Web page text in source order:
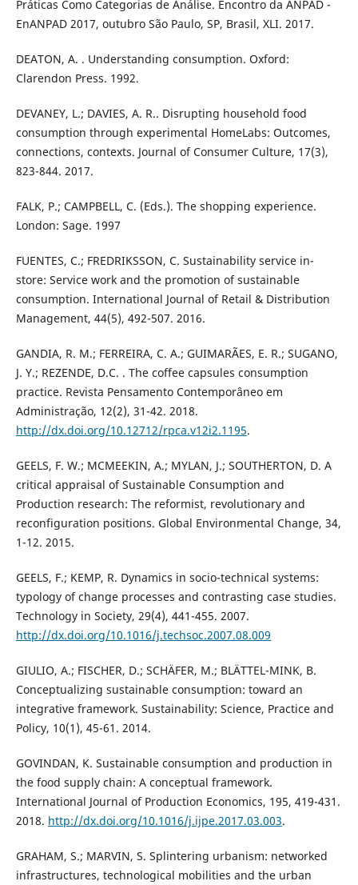
Práticas Como Categorias de Análise. Encontro da ANPAD -
EnANPAD 2017, outubro São Paulo, SP, Brasil, XLI. 2017.
DEATON, A. . Understanding consumption. Oxford:
Clarendon Press. 1992.
DEVANEY, L.; DAVIES, A. R.. Disrupting household food
consumption through experimental HomeLabs: Outcomes,
connections, contexts. Journal of Consumer Culture, 17(3),
823-844. 2017.
FALK, P.; CAMPBELL, C. (Eds.). The shopping experience.
London: Sage. 1997
FUENTES, C.; FREDRIKSSON, C. Sustainability service in-
store: Service work and the promotion of sustainable
consumption. International Journal of Retail & Distribution
Management, 44(5), 492-507. 2016.
GANDIA, R. M.; FERREIRA, C. A.; GUIMARÃES, E. R.; SUGANO,
J. Y.; REZENDE, D.C. . The coffee capsules consumption
practice. Revista Pensamento Contemporâneo em
Administração, 12(2), 31-42. 2018.
http://dx.doi.org/10.12712/rpca.v12i2.1195.
GEELS, F. W.; MCMEEKIN, A.; MYLAN, J.; SOUTHERTON, D. A
critical appraisal of Sustainable Consumption and
Production research: The reformist, revolutionary and
reconfiguration positions. Global Environmental Change, 34,
1-12. 2015.
GEELS, F.; KEMP, R. Dynamics in socio-technical systems:
typology of change processes and contrasting case studies.
Technology in Society, 29(4), 441-455. 2007.
http://dx.doi.org/10.1016/j.techsoc.2007.08.009
GIULIO, A.; FISCHER, D.; SCHÄFER, M.; BLÄTTEL-MINK, B.
Conceptualizing sustainable consumption: toward an
integrative framework. Sustainability: Science, Practice and
Policy, 10(1), 45-61. 2014.
GOVINDAN, K. Sustainable consumption and production in
the food supply chain: A conceptual framework.
International Journal of Production Economics, 195, 419-431.
2018. http://dx.doi.org/10.1016/j.ijpe.2017.03.003.
GRAHAM, S.; MARVIN, S. Splintering urbanism: networked
infrastructures, technological mobilities and the urban